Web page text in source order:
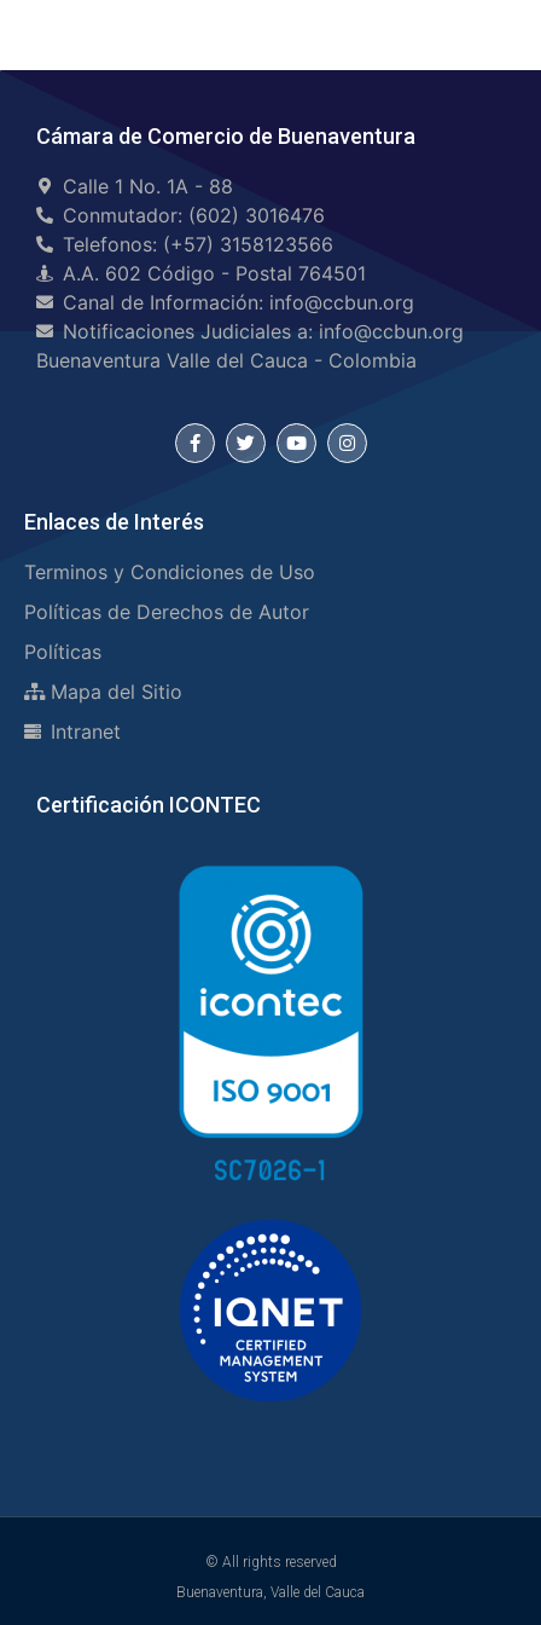
Certificación ICONTEC
Enlaces de Interés
Terminos y Condiciones de Uso
Políticas de Derechos de Autor
Políticas
Mapa del Sitio
Intranet
Cámara de Comercio de Buenaventura
Calle 1 No. 1A - 88
Conmutador: (602) 3016476
Telefonos: (+57) 3158123566
A.A. 602 Código - Postal 764501
Canal de Información: info@ccbun.org
Notificaciones Judiciales a: info@ccbun.org
Buenaventura Valle del Cauca - Colombia
© All rights reserved
Buenaventura, Valle del Cauca